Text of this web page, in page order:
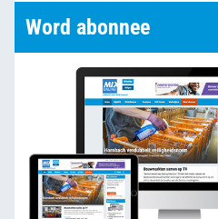
Word abonnee